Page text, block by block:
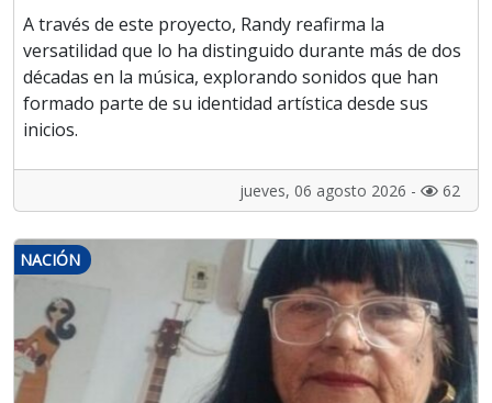
A través de este proyecto, Randy reafirma la
versatilidad que lo ha distinguido durante más de dos
décadas en la música, explorando sonidos que han
formado parte de su identidad artística desde sus
inicios.
jueves, 06 agosto 2026 - 62
NACIÓN